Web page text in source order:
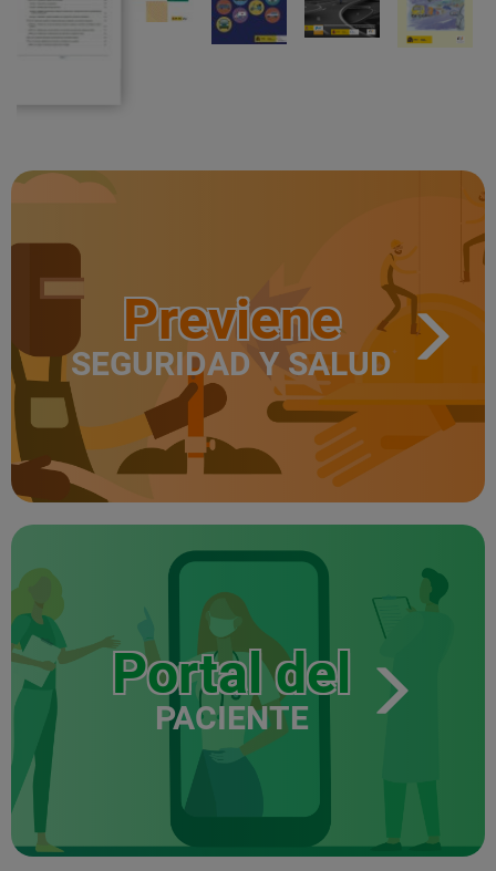
Previene
SEGURIDAD Y SALUD
Portal del
PACIENTE